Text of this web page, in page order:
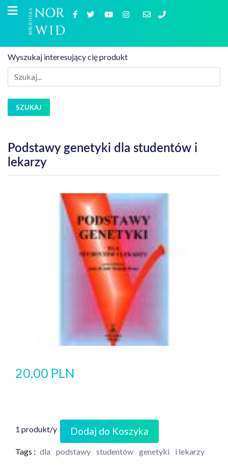
Wyszukaj interesujący cię produkt
SZUKAJ
Podstawy genetyki dla studentów i
lekarzy
20,00 PLN
1 produkt/y Dodaj do Koszyka
Tags : dla podstawy studentów genetyki i lekarzy